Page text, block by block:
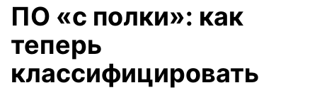
ПО «с полки»: как
теперь
классифицировать